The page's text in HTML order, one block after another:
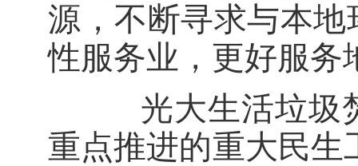
源，不断寻求与本
性服务业，更好服务
光大生活垃圾焚
重点推进的重大民